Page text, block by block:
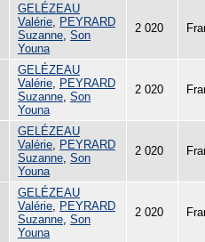
GELÉZEAU
Valérie
PEYRARD
Suzanne Son
Youna
2 020
GELÉZEAU
Valérie
PEYRARD
Suzanne Son
Youna
2 020
GELÉZEAU
Valérie
PEYRARD
Suzanne Son
Youna
2 020
GELÉZEAU
Valérie
PEYRARD
Suzanne Son
Youna
2 020